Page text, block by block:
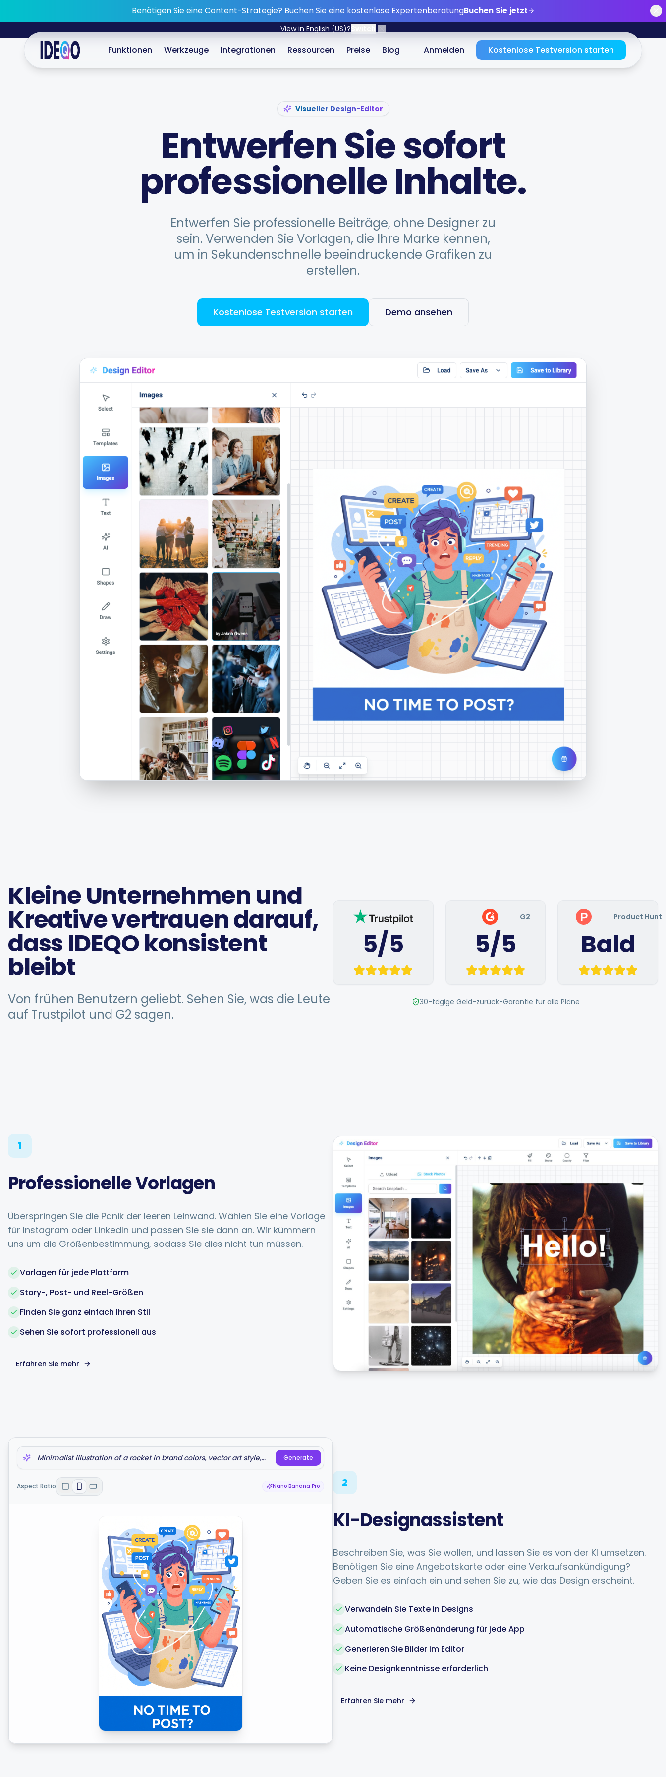
Benötigen Sie eine Content-Strategie? Buchen Sie eine kostenlose ExpertenberatungBuchen Sie jetzt
View in English (US)?
Funktionen Werkzeuge Integrationen Ressourcen Preise Blog Anmelden Kostenlose Testversion starten
Visueller Design-Editor
Entwerfen Sie sofort
professionelle Inhalte.
Entwerfen Sie professionelle Beiträge, ohne Designer zu
sein. Verwenden Sie Vorlagen, die Ihre Marke kennen,
um in Sekundenschnelle beeindruckende Grafiken zu
erstellen.
Kostenlose Testversion starten Demo ansehen
Kleine Unternehmen und
Kreative vertrauen darauf,
dass IDEQO konsistent
bleibt
Von frühen Benutzern geliebt. Sehen Sie, was die Leute
auf Trustpilot und G2 sagen.
5/5
G2
5/5
Product Hunt
Bald
30-tägige Geld-zurück-Garantie für alle Pläne
1
Professionelle Vorlagen
Überspringen Sie die Panik der leeren Leinwand. Wählen Sie eine Vorlage
für Instagram oder LinkedIn und passen Sie sie dann an. Wir kümmern
uns um die Größenbestimmung, sodass Sie dies nicht tun müssen.
Vorlagen für jede Plattform
Story-, Post- und Reel-Größen
Finden Sie ganz einfach Ihren Stil
Sehen Sie sofort professionell aus
Erfahren Sie mehr
2
KI-Designassistent
Beschreiben Sie, was Sie wollen, und lassen Sie es von der KI umsetzen.
Benötigen Sie eine Angebotskarte oder eine Verkaufsankündigung?
Geben Sie es einfach ein und sehen Sie zu, wie das Design erscheint.
Verwandeln Sie Texte in Designs
Automatische Größenänderung für jede App
Generieren Sie Bilder im Editor
Keine Designkenntnisse erforderlich
Erfahren Sie mehr
Minimalist illustration of a rocket in brand colors, vector art style,
clean lines
Generate
Aspect Ratio Nano Banana Pro